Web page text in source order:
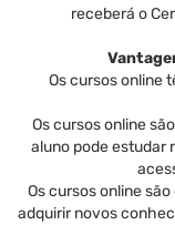
receberá o
Os cursos online
Os cursos online
aluno pode estudar
Os cursos online
adquirir novos